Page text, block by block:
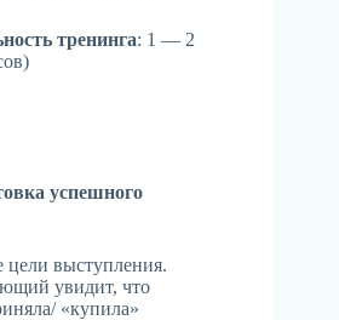
тренинга: 1 — 2
успешного
цели выступления.
увидит, что
«купила»